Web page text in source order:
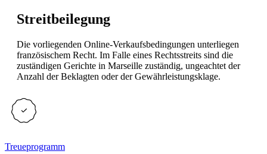
Streitbeilegung
Die vorliegenden Online-Verkaufsbedingungen unterliegen
französischem Recht. Im Falle eines Rechtsstreits sind die
zuständigen Gerichte in Marseille zuständig, ungeachtet der
Anzahl der Beklagten oder der Gewährleistungsklage.
Treueprogramm